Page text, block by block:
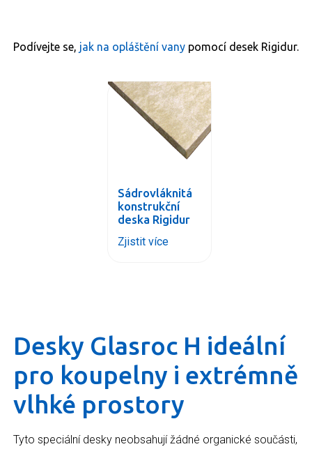
Podívejte se, jak na opláštění vany pomocí desek Rigidur.
Sádrovláknitá
konstrukční
deska Rigidur
Zjistit více
Desky Glasroc H ideální
pro koupelny i extrémně
vlhké prostory
Tyto speciální desky neobsahují žádné organické součásti,